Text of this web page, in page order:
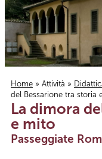
Tu sei qui
Home » Attività »
del Bessarione tra storia
La dimora
e mito
Passeggiate